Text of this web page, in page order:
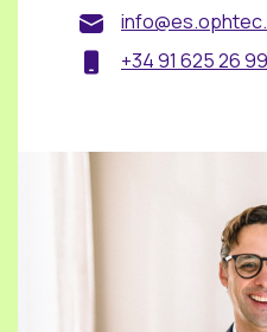
+34 91 625 26 99